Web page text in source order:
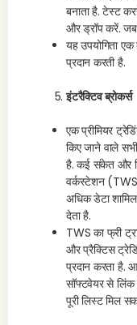
बनाता है. टेस्ट
और ड्रॉप करें. जब
यह उपयोगिता
प्रदान करती है.
इंटरैक्टिव ब्रोकर्स
एक प्रीमियर
किए जाने वाले
है. कई संकेत और
वर्कस्टेशन
अधिक डेटा
देता है.
TWS का फ्री
और प्रैक्टिस
प्रदान करता है.
सॉफ्टवेयर से लिंक
पूरी लिस्ट मिल